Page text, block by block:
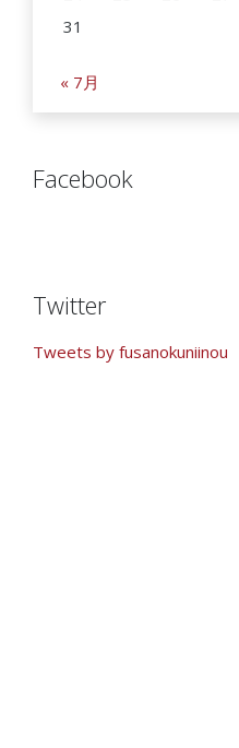
31
« 7月
Facebook
Twitter
Tweets by fusanokuniinou